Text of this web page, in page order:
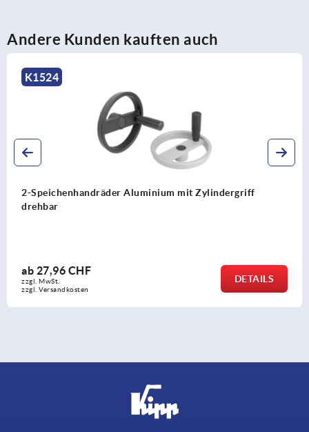
Andere Kunden kauften auch
Aluminium mit Zylindergriff 2-
12,30 CHF
zzgl. MwSt.
zzgl. Versandkosten